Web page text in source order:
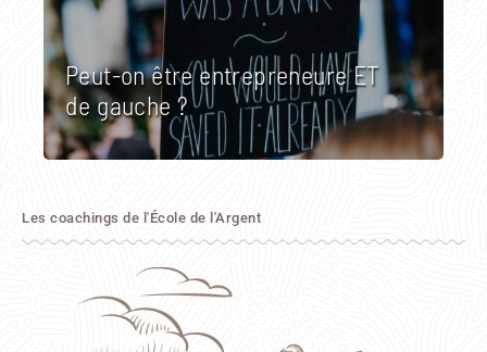
Peut-on être entrepreneure ET
de gauche ?
Les coachings de l'École de l'Argent